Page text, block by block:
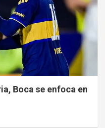
Boca se enfoca en